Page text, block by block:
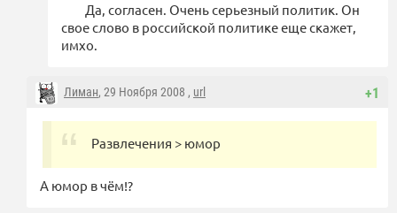
Да, согласен. Очень серьезный политик. Он
свое слово в российской политике еще скажет,
имхо.
+1
Лиман, 29 Ноября 2008 , url
Развлечения > юмор
А юмор в чём!?